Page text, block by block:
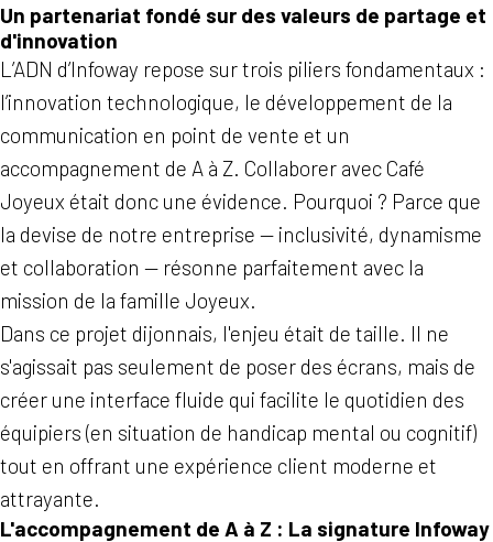
Un partenariat fondé sur des valeurs de partage et
d'innovation
L’ADN d’Infoway repose sur trois piliers fondamentaux :
l’innovation technologique, le développement de la
communication en point de vente et un
accompagnement de A à Z. Collaborer avec Café
Joyeux était donc une évidence. Pourquoi ? Parce que
la devise de notre entreprise — inclusivité, dynamisme
et collaboration — résonne parfaitement avec la
mission de la famille Joyeux.
Dans ce projet dijonnais, l'enjeu était de taille. Il ne
s'agissait pas seulement de poser des écrans, mais de
créer une interface fluide qui facilite le quotidien des
équipiers (en situation de handicap mental ou cognitif)
tout en offrant une expérience client moderne et
attrayante.
L'accompagnement de A à Z : La signature Infoway